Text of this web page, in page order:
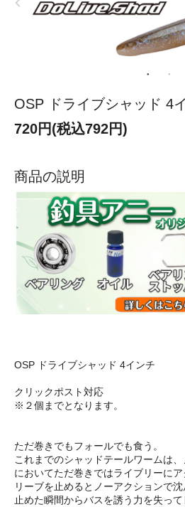
OSP ドライブシャッド 4
720円(税込792円)
商品の説明
OSP ドライブシャッド 4インチ
クリックポスト対応
※２個までとなります。
ただ巻きでもフォールでも食う。
これまでのシャッドテールワームは
においてただ巻きではライブリーに
リーブを止めるとノーアクションで沈
止めた瞬間からバスを誘う力を失っ